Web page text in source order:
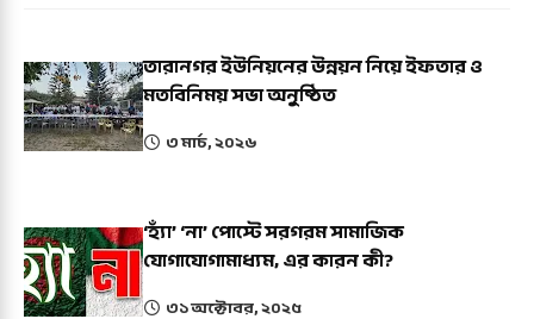
তারানগর ইউনিয়নের উন্নয়ন নিয়ে ইফতার ও
মতবিনিময় সভা অনুষ্ঠিত
৩ মার্চ, ২০২৬
‘হ্যাঁ’ ‘না’ পোস্টে সরগরম সামাজিক
যোগাযোগামাধ্যম, এর কারন কী?
৩১ অক্টোবর, ২০২৫